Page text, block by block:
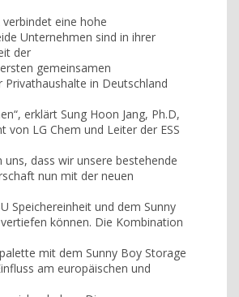
verbindet eine hohe
Unternehmen sind in ihrer
der
gemeinsamen
Privathaushalte in Deutschland
erklärt Sung Hoon Jang, Ph.D,
von LG Chem und Leiter der ESS
uns, dass wir unsere bestehende
nun mit der neuen
Speichereinheit und dem Sunny
können. Die Kombination
mit dem Sunny Boy Storage
am europäischen und